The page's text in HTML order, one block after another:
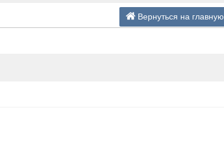
Вернуться на главную